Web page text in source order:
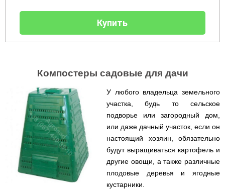
Купить
Компостеры садовые для дачи
У любого владельца земельного
участка, будь то сельское
подворье или загородный дом,
или даже дачный участок, если он
настоящий хозяин, обязательно
будут выращиваться картофель и
другие овощи, а также различные
плодовые деревья и ягодные
кустарники.
водонагреватель
диаметром
Бойлеры
EWT
Clima
Runde
DRY
Вертикальный
цилиндрический
водонагреватель
двумя
сухими
для
Культиваторы
прополки
сплошной
обработки
почвы
Мульчирователи
для
мотоблока
Опрыскиватели
мототрактора
отвал
мототрактора
Навесная
система
точки
мототрактору
(переходник
Электрические
электропилы
Электрические
электропилы
Vitals
Электрические
цепные
пилы,
электропилы
Кентавр